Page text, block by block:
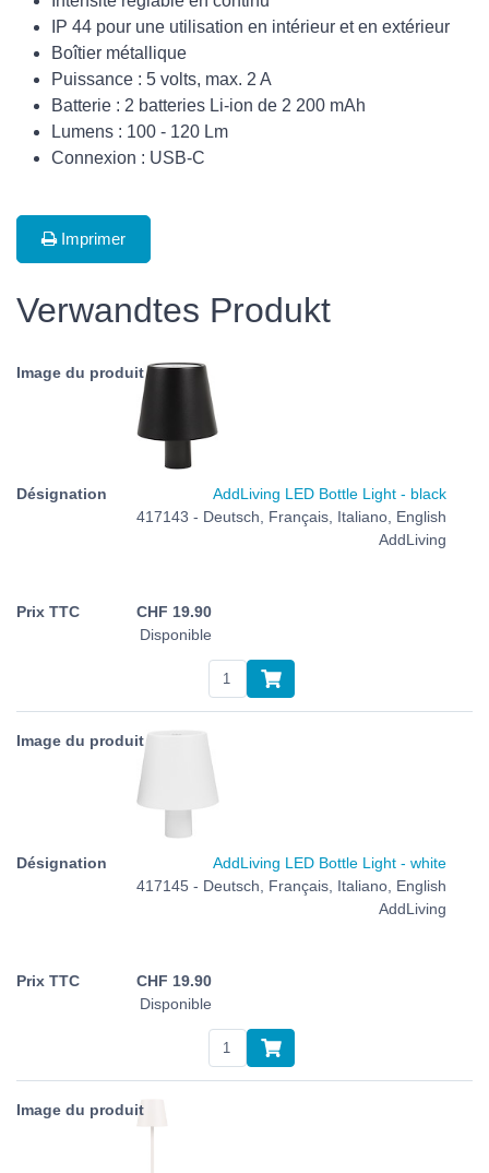
IP 44 pour une utilisation en intérieur et en extérieur
Boîtier métallique
Puissance : 5 volts, max. 2 A
Batterie : 2 batteries Li-ion de 2 200 mAh
Lumens : 100 - 120 Lm
Connexion : USB-C
Imprimer
Verwandtes Produkt
AddLiving LED Bottle Light - black
417143 - Deutsch, Français, Italiano, English
AddLiving
CHF 19.90
Disponible
AddLiving LED Bottle Light - white
417145 - Deutsch, Français, Italiano, English
AddLiving
CHF 19.90
Disponible